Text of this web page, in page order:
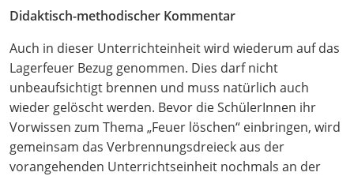
Didaktisch-methodischer Kommentar
Auch in dieser Unterrichteinheit wird wiederum auf das
Lagerfeuer Bezug genommen. Dies darf nicht
unbeaufsichtigt brennen und muss natürlich auch
wieder gelöscht werden. Bevor die SchülerInnen ihr
Vorwissen zum Thema „Feuer löschen“ einbringen, wird
gemeinsam das Verbrennungsdreieck aus der
vorangehenden Unterrichtseinheit nochmals an der